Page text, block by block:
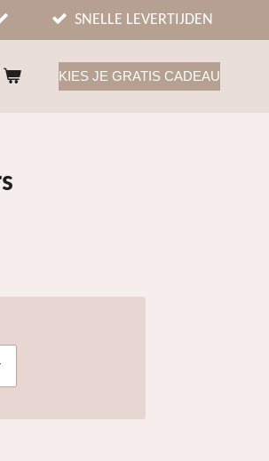
SNELLE LEVERTIJDEN
KIES JE GRATIS CADEAU